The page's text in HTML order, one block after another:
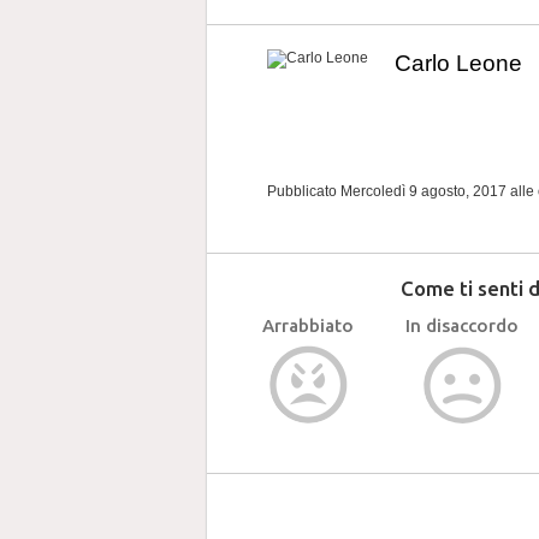
Carlo Leone
Pubblicato Mercoledì 9 agosto, 2017 alle
Come ti senti
Arrabbiato In disaccordo